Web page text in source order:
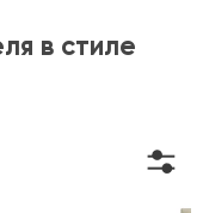
в стиле